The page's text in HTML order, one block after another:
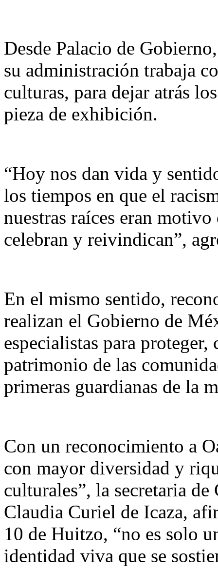
Desde Palacio de
su administración trabaja
culturas, para dejar atrás
pieza de exhibición.
“Hoy nos dan vida y
los tiempos en que el
nuestras raíces eran
celebran y reivindican”,
En el mismo sentido,
realizan el Gobierno de
especialistas para
patrimonio de las
primeras guardianas de la
Con un reconocimiento a
con mayor diversidad y
culturales”, la secretaria
Claudia Curiel de Icaza,
10 de Huitzo, “no es solo
identidad viva que se